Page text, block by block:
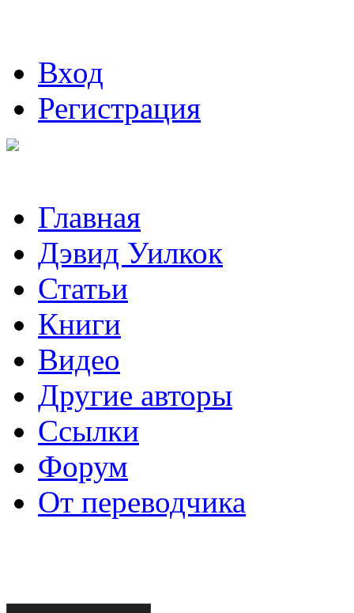
Вход
Регистрация
Главная
Дэвид Уилкок
Статьи
Книги
Видео
Другие авторы
Ссылки
Форум
От переводчика